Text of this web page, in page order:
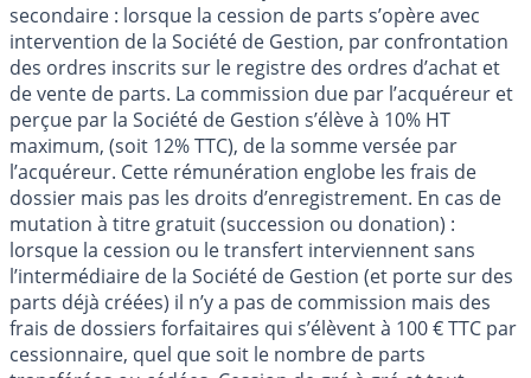
secondaire : lorsque la cession de parts s’opère avec
intervention de la Société de Gestion, par confrontation
des ordres inscrits sur le registre des ordres d’achat et
de vente de parts. La commission due par l’acquéreur et
perçue par la Société de Gestion s’élève à 10% HT
maximum, (soit 12% TTC), de la somme versée par
l’acquéreur. Cette rémunération englobe les frais de
dossier mais pas les droits d’enregistrement. En cas de
mutation à titre gratuit (succession ou donation) :
lorsque la cession ou le transfert interviennent sans
l’intermédiaire de la Société de Gestion (et porte sur des
parts déjà créées) il n’y a pas de commission mais des
frais de dossiers forfaitaires qui s’élèvent à 100 € TTC par
cessionnaire, quel que soit le nombre de parts